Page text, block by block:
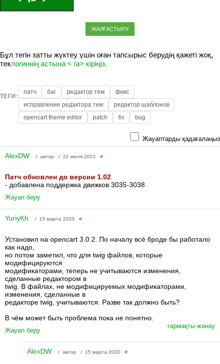
ЖАЛҒАСТЫРУ
Бұл тегін затты жүктеу үшін оған тапсырыс берудің қажеті жоқ,
теклогиннің астына < /a> кіріңіз.
ТЕГИ:
патч баг редактор тем
фикс
исправление редактора тем
редактор шаблонов
opencart theme editor
patch fix bug
Жауаптарды қадағалаңыз
AlexDW / автор / 22 июля 2022 #
Патч обновлен до версии 1.02
- добавлена поддержка движков 3035-3038
Жауап беру
YuriyKh / 15 марта 2020 #
Установил на opencart 3.0.2. По началу всё броде бы работало
как надо,
но потом заметил, что для twig файлов, которые
модифицируются
модификаторами, теперь не учитываются изменения,
сделанные редактором в
twig. В файлах, не модифицируемых модификаторами,
изменения, сделанные в
редакторе twig, учитываются. Разве так должно быть?
В чём может быть проблема пока не понятно.
Жауап беру
тармақты жинау
AlexDW / автор / 15 марта 2020 #